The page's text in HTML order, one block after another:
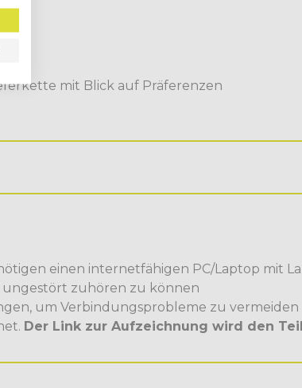
mit Blick auf Präferenzen
einen internetfähigen PC/Laptop mit
zuhören zu können
um Verbindungsprobleme zu vermeiden
Der Link zur Aufzeichnung wird den